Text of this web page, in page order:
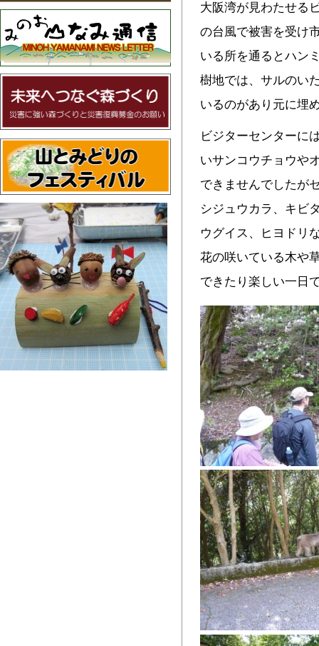
大阪湾が見わたせる
の台風で被害を受け
いる所を通るとハン
樹地では、サルのい
いるのがあり元に埋
ビジターセンターに
いサンコウチョウや
できませんでしたが
シジュウカラ、キビ
ウグイス、ヒヨドリ
花の咲いている木や
できたり楽しい一日